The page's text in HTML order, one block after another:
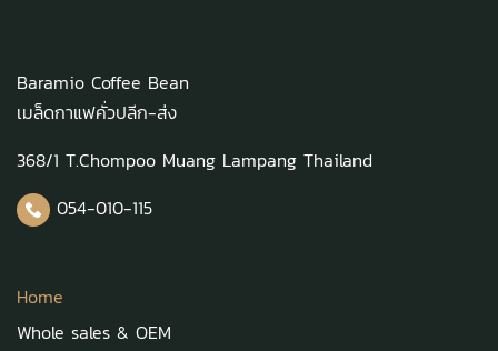
Baramio Coffee Bean
เมล็ดกาแฟคั่วปลีก-ส่ง
368/1 T.Chompoo Muang Lampang Thailand
054-010-115
Home
Whole sales & OEM